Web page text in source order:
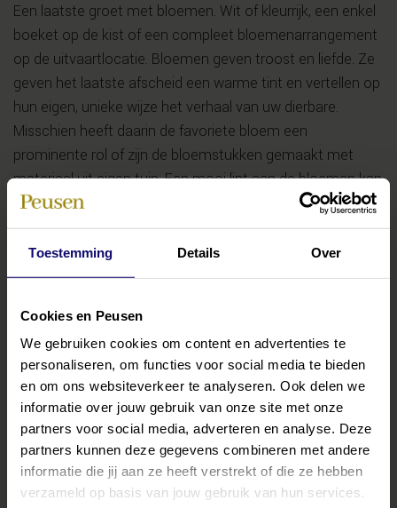
Toestemming Details Over
Cookies en Peusen
We gebruiken cookies om content en advertenties te
personaliseren, om functies voor social media te bieden
en om ons websiteverkeer te analyseren. Ook delen we
informatie over jouw gebruik van onze site met onze
partners voor social media, adverteren en analyse. Deze
partners kunnen deze gegevens combineren met andere
informatie die jij aan ze heeft verstrekt of die ze hebben
verzameld op basis van jouw gebruik van hun services.
Een laatste groet met bloemen. Wit of kleurrijk, een enkel
boeket op de kist of een compleet bloemenarrangement
op de uitvaartlocatie. Bloemen geven troost en liefde. Ze
geven het laatste afscheid een warme tint en vertellen op
hun eigen, unieke wijze het verhaal van uw dierbare.
Misschien heeft daarin de favoriete bloem een
prominente rol of zijn de bloemstukken gemaakt met
materiaal uit eigen tuin. Een mooi lint aan de bloemen kan
het verhaal met woorden versterken. Wij helpen u, in
samenwerking met professionele bloemisten met
specialistische ervaring in rouwbloemwerken, om uw
wensen te vertalen naar een passend rouwarrangement.
Leeshiermeer over de bloemsoorten en bindwijzes.
Wilt u condoleance uiten aan de nabestaanden?
Wij informeren u graag over de keuze met betrekking tot
de bloemen die de familie gemaakt heeft. Ook adviseren
we over het beste moment voor levering. De
uitvaartverzorgers van Peusen geven de bloemen een
mooi plek bij het afscheid.